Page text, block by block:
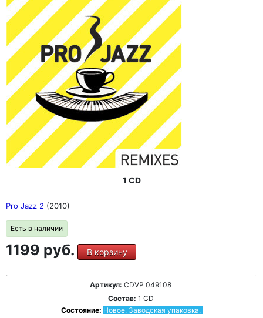
1 CD
Pro Jazz 2 (2010)
Есть в наличии
1199 руб. В корзину
Артикул: CDVP 049108
Состав: 1 CD
Состояние: Новое. Заводская упаковка.